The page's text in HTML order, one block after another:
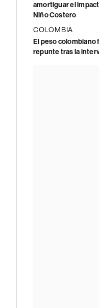
amortiguar el
Niño Costero
COLOMBIA
El peso colombiano
repunte tras la